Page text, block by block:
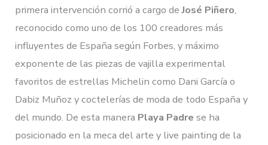
primera intervención corrió a cargo deJosé Piñero,
reconocido como uno de los 100 creadores más
influyentes de España según Forbes, y máximo
exponente de las piezas de vajilla experimental
favoritos de estrellas Michelin como Dani García o
Dabiz Muñoz y coctelerías de moda de todo España y
del mundo. De esta manera Playa Padre se ha
posicionado en la meca del arte y live painting de la